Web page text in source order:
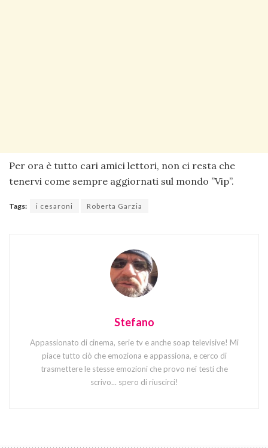
Per ora è tutto cari amici lettori, non ci resta che
tenervi come sempre aggiornati sul mondo ”Vip”.
Tags: i cesaroni Roberta Garzia
Stefano
Appassionato di cinema, serie tv e anche soap televisive! Mi
piace tutto ciò che emoziona e appassiona, e cerco di
trasmettere le stesse emozioni che provo nei testi che
scrivo... spero di riuscirci!